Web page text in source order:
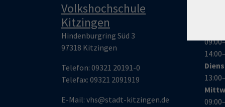
Volkshochschule
Kitzingen
Hindenburgring Süd 3
97318 Kitzingen
Telefon: 09321 20191-0
Telefax: 09321 2091919
E-Mail: vhs@stadt-kitzingen.de